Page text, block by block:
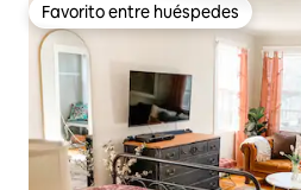
Favorito entre huéspedes
Favorito entre huéspedes